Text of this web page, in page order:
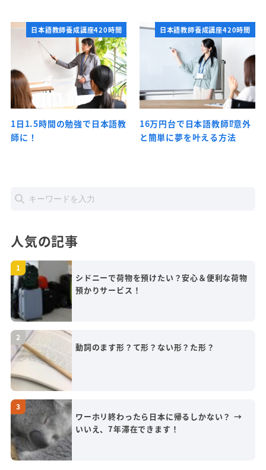
日本語教師養成講座420時間
1日1.5時間の勉強で日本語教
師に！
日本語教師養成講座420時間
16万円台で日本語教師⁉意外
と簡単に夢を叶える方法
人気の記事
シドニーで荷物を預けたい？安心＆便利な荷物
預かりサービス！
動詞のます形？て形？ない形？た形？
ワーホリ終わったら日本に帰るしかない？ →
いいえ、7年滞在できます！